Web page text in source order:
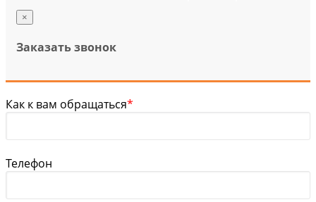
×
Заказать звонок
Как к вам обращаться*
Телефон